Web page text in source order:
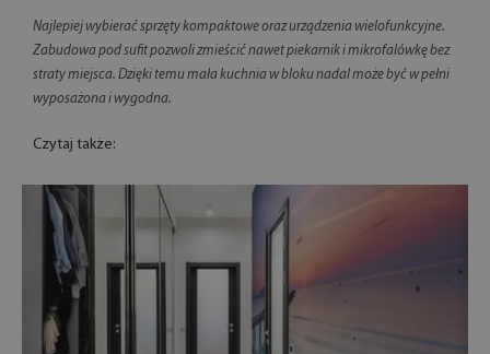
Najlepiej wybierać sprzęty kompaktowe oraz urządzenia wielofunkcyjne.
Zabudowa pod sufit pozwoli zmieścić nawet piekarnik i mikrofalówkę bez
straty miejsca. Dzięki temu mała kuchnia w bloku nadal może być w pełni
wyposażona i wygodna.
Czytaj także: